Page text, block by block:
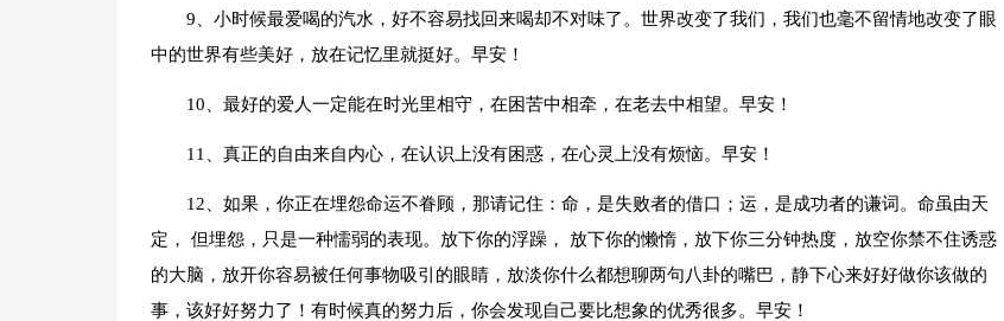
9、小时候最爱喝的汽水，好不容易找回来喝却不对味了。世界改变了我们，我们也毫不留情地改变了眼
中的世界有些美好，放在记忆里就挺好。早安！
10、最好的爱人一定能在时光里相守，在困苦中相牵，在老去中相望。早安！
11、真正的自由来自内心，在认识上没有困惑，在心灵上没有烦恼。早安！
12、如果，你正在埋怨命运不眷顾，那请记住：命，是失败者的借口；运，是成功者的谦词。命虽由天
定， 但埋怨，只是一种懦弱的表现。放下你的浮躁， 放下你的懒惰，放下你三分钟热度，放空你禁不住诱惑
的大脑，放开你容易被任何事物吸引的眼睛，放淡你什么都想聊两句八卦的嘴巴，静下心来好好做你该做的
事，该好好努力了！有时候真的努力后，你会发现自己要比想象的优秀很多。早安！